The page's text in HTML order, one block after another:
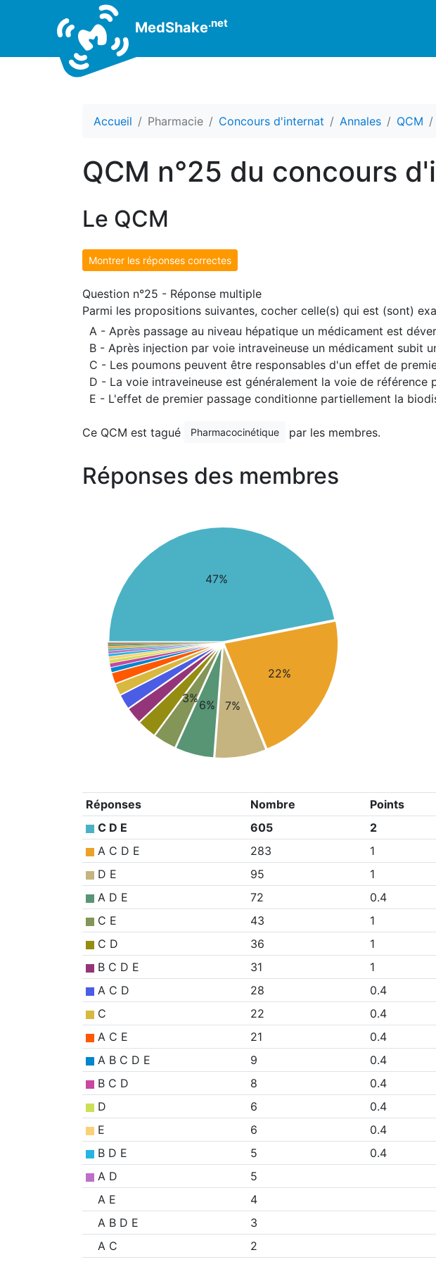
MedShake.net
Accueil Pharmacie Concours d'internat Annales QCM
QCM n°25 du concours
Le QCM
Montrer les réponses correctes
Question n°25 - Réponse multiple
Parmi les propositions suivantes, cocher celle(s) qui est (sont)
A - Après passage au niveau hépatique un médicament est
B - Après injection par voie intraveineuse un médicament subit
C - Les poumons peuvent être responsables d'un effet de
D - La voie intraveineuse est généralement la voie de
E - L'effet de premier passage conditionne partiellement la
Ce QCM est tagué Pharmacocinétique par les membres.
Réponses des membres
47%
22%
7%
6%
3%
Réponses Nombre
Points
C D E
605
2
A C D E
283
1
D E
95
1
A D E
72
0.4
C E
43
1
C D
36
1
B C D E
31
1
A C D
28
0.4
C
22
0.4
A C E
21
0.4
A B C D E
9
0.4
B C D
8
0.4
D
6
0.4
E
6
0.4
B D E
5
0.4
A D
5
A E
4
A B D E
3
A C
2